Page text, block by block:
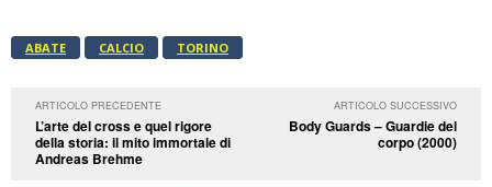
ABATE CALCIO TORINO
ARTICOLO PRECEDENTE
L’arte del cross e quel rigore
della storia: il mito immortale di
Andreas Brehme
ARTICOLO SUCCESSIVO
Body Guards – Guardie del
corpo (2000)